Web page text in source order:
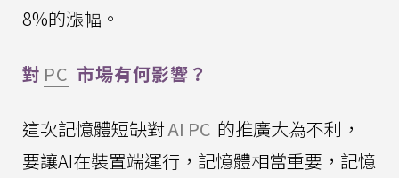
8%的漲幅。
對 PC 市場有何影響？
這次記憶體短缺對AI PC 的推廣大為不利，
要讓AI在裝置端運行，記憶體相當重要，記憶